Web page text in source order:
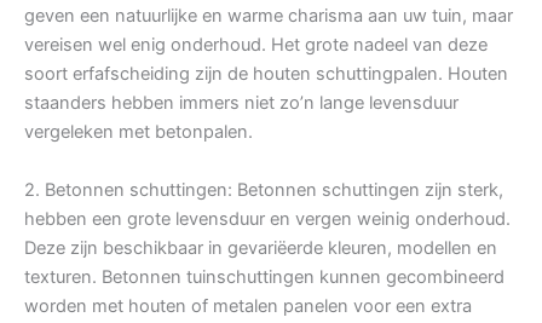
geven een natuurlijke en warme charisma aan uw tuin, maar
vereisen wel enig onderhoud. Het grote nadeel van deze
soort erfafscheiding zijn de houten schuttingpalen. Houten
staanders hebben immers niet zo’n lange levensduur
vergeleken met betonpalen.
2. Betonnen schuttingen: Betonnen schuttingen zijn sterk,
hebben een grote levensduur en vergen weinig onderhoud.
Deze zijn beschikbaar in gevariëerde kleuren, modellen en
texturen. Betonnen tuinschuttingen kunnen gecombineerd
worden met houten of metalen panelen voor een extra